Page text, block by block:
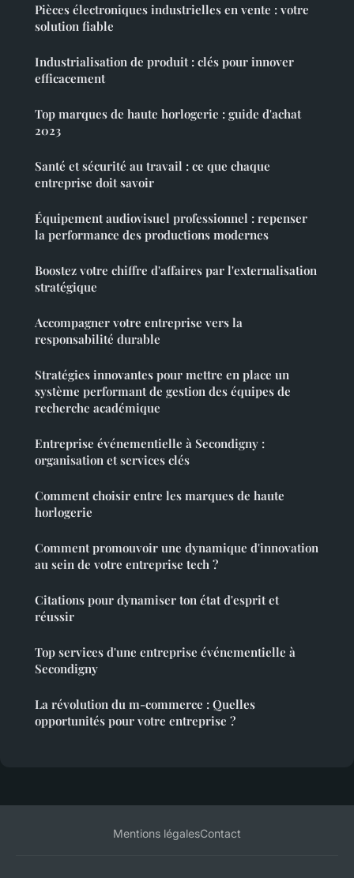
Pièces électroniques industrielles en vente : votre
solution fiable
Industrialisation de produit : clés pour innover
efficacement
Top marques de haute horlogerie : guide d'achat
2023
Santé et sécurité au travail : ce que chaque
entreprise doit savoir
Équipement audiovisuel professionnel : repenser
la performance des productions modernes
Boostez votre chiffre d'affaires par l'externalisation
stratégique
Accompagner votre entreprise vers la
responsabilité durable
Stratégies innovantes pour mettre en place un
système performant de gestion des équipes de
recherche académique
Entreprise événementielle à Secondigny :
organisation et services clés
Comment choisir entre les marques de haute
horlogerie
Comment promouvoir une dynamique d'innovation
au sein de votre entreprise tech ?
Citations pour dynamiser ton état d'esprit et
réussir
Top services d'une entreprise événementielle à
Secondigny
La révolution du m-commerce : Quelles
opportunités pour votre entreprise ?
Mentions légalesContact